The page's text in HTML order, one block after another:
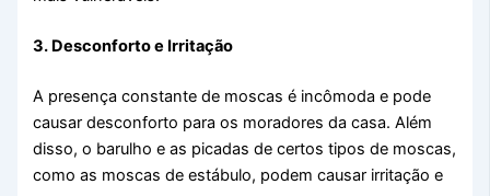
3. Desconforto e Irritação
A presença constante de moscas é incômoda e pode
causar desconforto para os moradores da casa. Além
disso, o barulho e as picadas de certos tipos de moscas,
como as moscas de estábulo, podem causar irritação e